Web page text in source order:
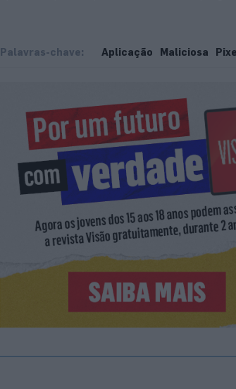
Palavras-chave: Aplicação Maliciosa